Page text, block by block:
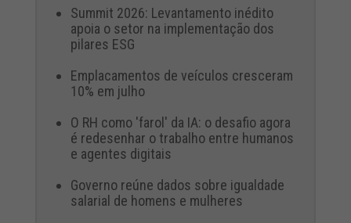
Summit 2026: Levantamento inédito
apoia o setor na implementação dos
pilares ESG
Emplacamentos de veículos cresceram
10% em julho
O RH como 'farol' da IA: o desafio agora
é redesenhar o trabalho entre humanos
e agentes digitais
Governo reúne dados sobre igualdade
salarial de homens e mulheres